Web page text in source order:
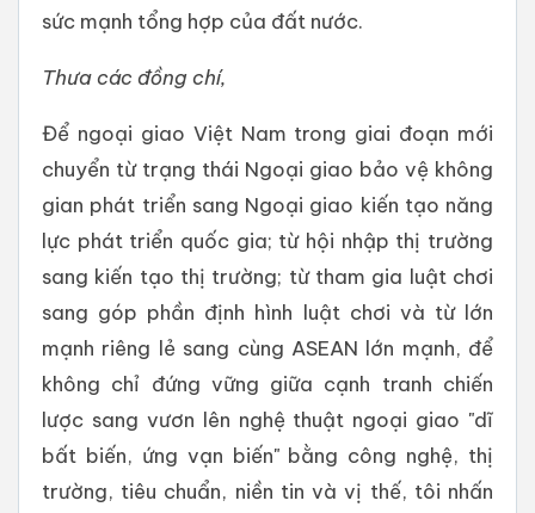
sức mạnh tổng hợp của đất nước.
Thưa các đồng chí,
Để ngoại giao Việt Nam trong giai đoạn mới
chuyển từ trạng thái Ngoại giao bảo vệ không
gian phát triển sang Ngoại giao kiến tạo năng
lực phát triển quốc gia; từ hội nhập thị trường
sang kiến tạo thị trường; từ tham gia luật chơi
sang góp phần định hình luật chơi và từ lớn
mạnh riêng lẻ sang cùng ASEAN lớn mạnh, để
không chỉ đứng vững giữa cạnh tranh chiến
lược sang vươn lên nghệ thuật ngoại giao "dĩ
bất biến, ứng vạn biến" bằng công nghệ, thị
trường, tiêu chuẩn, niền tin và vị thế, tôi nhấn